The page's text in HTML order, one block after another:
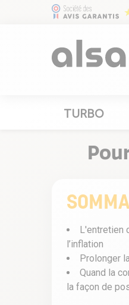
TURBO
L'entretien
l’inflation
Prolonger
Quand la
la façon de